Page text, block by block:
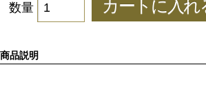
数量
商品説明